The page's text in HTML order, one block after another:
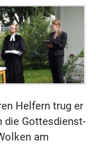
Helfern trug er
die Gottes­dienst­
am